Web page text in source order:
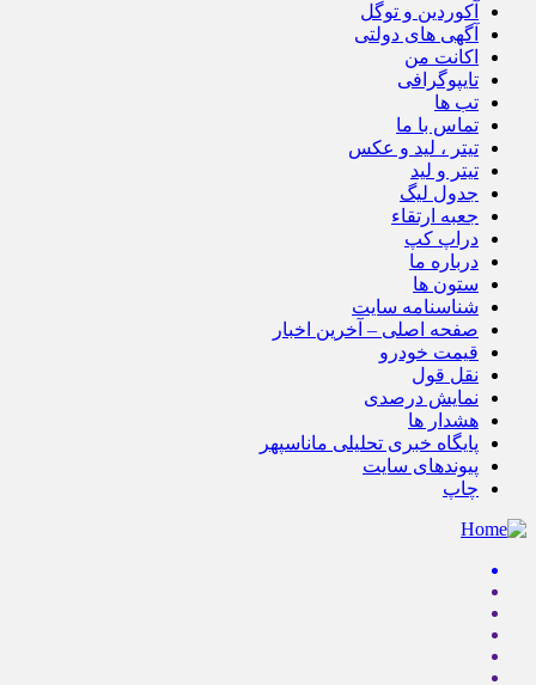
آکوردین و توگل
آگهی های دولتی
اکانت من
تایپوگرافی
تب ها
تماس با ما
تیتر ، لید و عکس
تیتر و لید
جدول لیگ
جعبه ارتقاء
دراپ کپ
درباره ما
ستون ها
شناسنامه سایت
صفحه اصلی – آخرین اخبار
قیمت خودرو
نقل قول
نمایش درصدی
هشدار ها
پایگاه خبری تحلیلی ماناسپهر
پیوندهای سایت
چاپ